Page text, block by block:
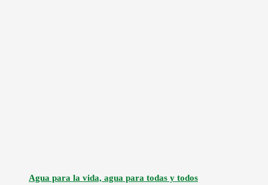
Agua para la vida, agua para todas y todos